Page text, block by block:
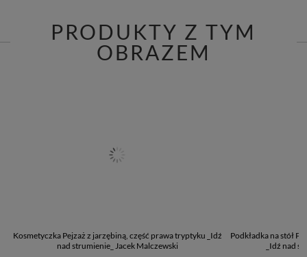
PRODUKTY Z TYM
OBRAZEM
Kosmetyczka Pejzaż z jarzębiną, część prawa tryptyku _Idź
nad strumienie_ Jacek Malczewski
Podkładka na stół
_Idź nad